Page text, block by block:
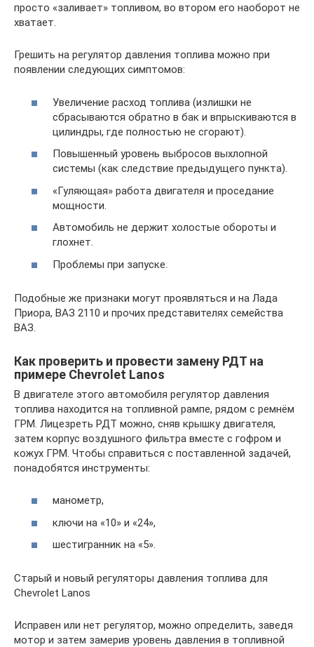
просто «заливает» топливом, во втором его наоборот не
хватает.
Грешить на регулятор давления топлива можно при
появлении следующих симптомов:
Увеличение расход топлива (излишки не
сбрасываются обратно в бак и впрыскиваются в
цилиндры, где полностью не сгорают).
Повышенный уровень выбросов выхлопной
системы (как следствие предыдущего пункта).
«Гуляющая» работа двигателя и проседание
мощности.
Автомобиль не держит холостые обороты и
глохнет.
Проблемы при запуске.
Подобные же признаки могут проявляться и на Лада
Приора, ВАЗ 2110 и прочих представителях семейства
ВАЗ.
Как проверить и провести замену РДТ на
примере Chevrolet Lanos
В двигателе этого автомобиля регулятор давления
топлива находится на топливной рампе, рядом с ремнём
ГРМ. Лицезреть РДТ можно, сняв крышку двигателя,
затем корпус воздушного фильтра вместе с гофром и
кожух ГРМ. Чтобы справиться с поставленной задачей,
понадобятся инструменты:
манометр,
ключи на «10» и «24»,
шестигранник на «5».
Старый и новый регуляторы давления топлива для
Chevrolet Lanos
Исправен или нет регулятор, можно определить, заведя
мотор и затем замерив уровень давления в топливной